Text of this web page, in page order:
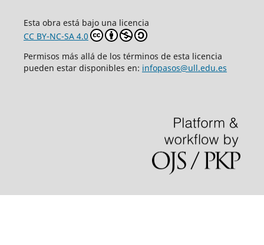
Esta obra está bajo una licencia
CC BY-NC-SA 4.0
Permisos más allá de los términos de esta licencia
pueden estar disponibles en: infopasos@ull.edu.es